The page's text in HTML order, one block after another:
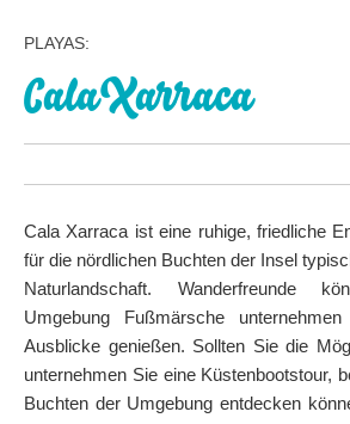
GENIESSEN SIE IBIZA
Vorschläge für jeden Geschmack
AGENDA
AUF DIE KARTE
Kommen Sie immer an Ihrem Ziel an
PLAYAS:
Cala Xarraca
Cala Xarraca ist eine ruhige, friedliche
für die nördlichen Buchten der Insel
Naturlandschaft. Wanderfreunde
Umgebung Fußmärsche
Ausblicke genießen. Sollten Sie die
unternehmen Sie eine Küstenbootstour,
Buchten der Umgebung entdecken